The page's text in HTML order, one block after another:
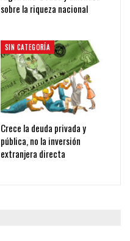
sobre la riqueza nacional
SIN CATEGORÍA
Crece la deuda privada y
pública, no la inversión
extranjera directa